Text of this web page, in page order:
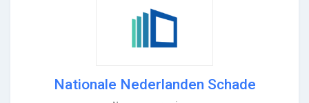
Nationale Nederlanden Schade